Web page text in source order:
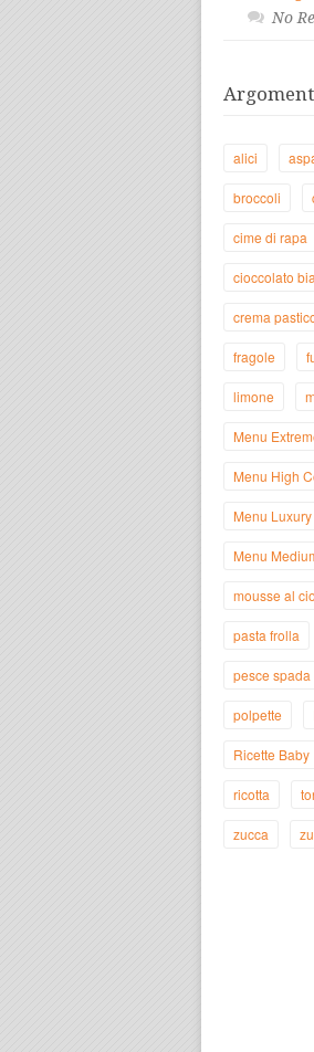
No
alici
broccoli
cime di rapa
cioccolato
crema
fragole
limone
Menu
Menu High
Menu
Menu
mousse al
pasta frolla
pesce spada
polpette
Ricette Baby
ricotta
zucca